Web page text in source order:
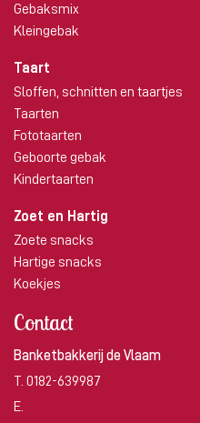
Gebaksmix
Kleingebak
Taart
Sloffen, schnitten en taartjes
Taarten
Fototaarten
Geboorte gebak
Kindertaarten
Zoet en Hartig
Zoete snacks
Hartige snacks
Koekjes
Contact
Banketbakkerij de Vlaam
T. 0182-639987
E.